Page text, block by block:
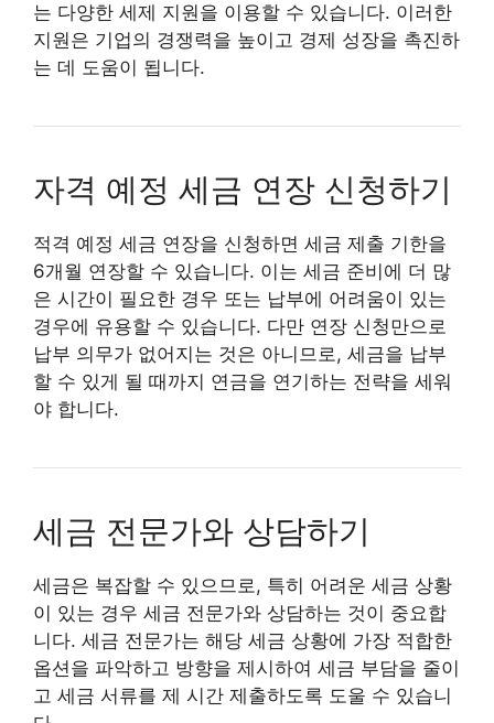
는 다양한 세제 지원을 이용할 수 있습니다. 이러한
지원은 기업의 경쟁력을 높이고 경제 성장을 촉진하
는 데 도움이 됩니다.
자격 예정 세금 연장 신청하기
적격 예정 세금 연장을 신청하면 세금 제출 기한을
6개월 연장할 수 있습니다. 이는 세금 준비에 더 많
은 시간이 필요한 경우 또는 납부에 어려움이 있는
경우에 유용할 수 있습니다. 다만 연장 신청만으로
납부 의무가 없어지는 것은 아니므로, 세금을 납부
할 수 있게 될 때까지 연금을 연기하는 전략을 세워
야 합니다.
세금 전문가와 상담하기
세금은 복잡할 수 있으므로, 특히 어려운 세금 상황
이 있는 경우 세금 전문가와 상담하는 것이 중요합
니다. 세금 전문가는 해당 세금 상황에 가장 적합한
옵션을 파악하고 방향을 제시하여 세금 부담을 줄이
고 세금 서류를 제 시간 제출하도록 도울 수 있습니